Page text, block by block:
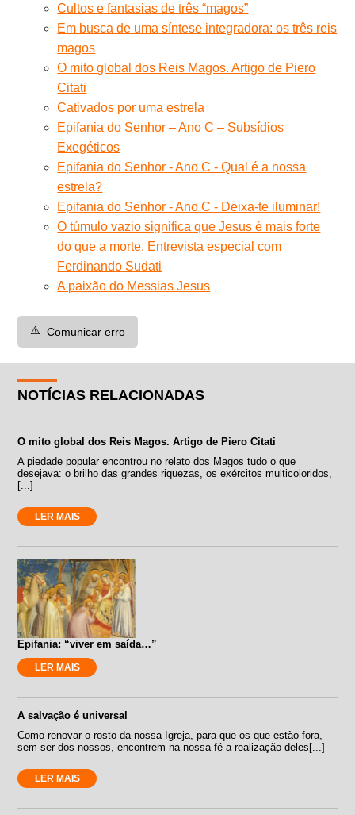
Cultos e fantasias de três “magos”
Em busca de uma síntese integradora: os três reis
magos
O mito global dos Reis Magos. Artigo de Piero
Citati
Cativados por uma estrela
Epifania do Senhor – Ano C – Subsídios
Exegéticos
Epifania do Senhor - Ano C - Qual é a nossa
estrela?
Epifania do Senhor - Ano C - Deixa-te iluminar!
O túmulo vazio significa que Jesus é mais forte
do que a morte. Entrevista especial com
Ferdinando Sudati
A paixão do Messias Jesus
⚠️ Comunicar erro
NOTÍCIAS RELACIONADAS
O mito global dos Reis Magos. Artigo de Piero Citati
A piedade popular encontrou no relato dos Magos tudo o que
desejava: o brilho das grandes riquezas, os exércitos multicoloridos,
[...]
LER MAIS
Epifania: “viver em saída…”
LER MAIS
A salvação é universal
Como renovar o rosto da nossa Igreja, para que os que estão fora,
sem ser dos nossos, encontrem na nossa fé a realização deles[...]
LER MAIS